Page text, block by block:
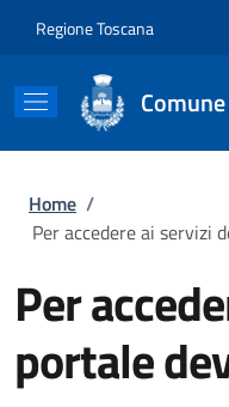
Regione Toscana
Briciole di
Home /
Per accedere ai servizi
Per
portale